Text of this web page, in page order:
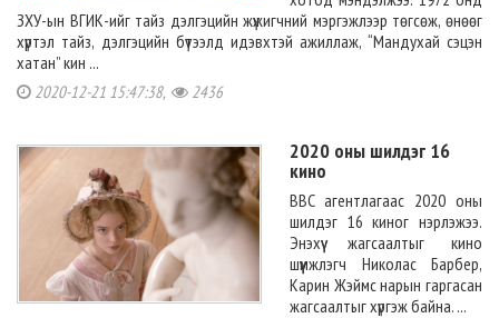
ЗХУ-ын ВГИК-ийг тайз дэлгэцийн жүжигчний мэргэжлээр төгсөж, өнөөг
хүртэл тайз, дэлгэцийн бүтээлд идэвхтэй ажиллаж, “Мандухай сэцэн
хатан” кин ...
2020-12-21 15:47:38, 2436
2020 оны шилдэг 16
кино
BBC агентлагаас 2020 оны
шилдэг 16 киног нэрлэжээ.
Энэхүү жагсаалтыг кино
шүүмжлэгч Николас Барбер,
Карин Жэймс нарын гаргасан
жагсаалтыг хүргэж байна. ...